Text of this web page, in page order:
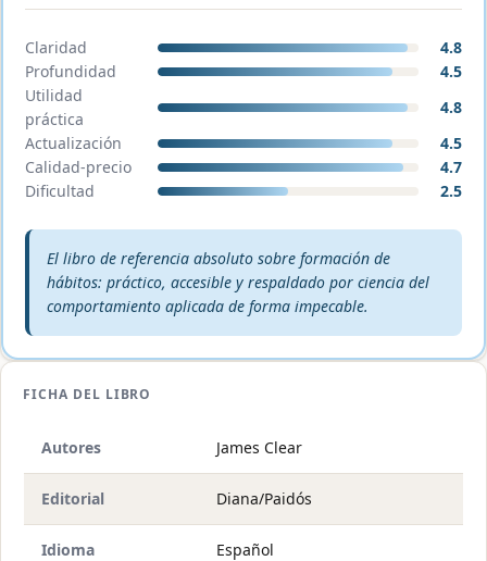
Claridad
4.8
Profundidad
4.5
Utilidad
práctica
4.8
Actualización
4.5
Calidad-precio
4.7
Dificultad
2.5
Veredicto editorial:
El libro de referencia absoluto sobre formación de
hábitos: práctico, accesible y respaldado por ciencia del
comportamiento aplicada de forma impecable.
FICHA DEL LIBRO
Autores James Clear
Editorial Diana/Paidós
Idioma Español